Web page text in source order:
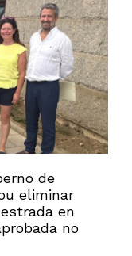
de
eliminar
en
no